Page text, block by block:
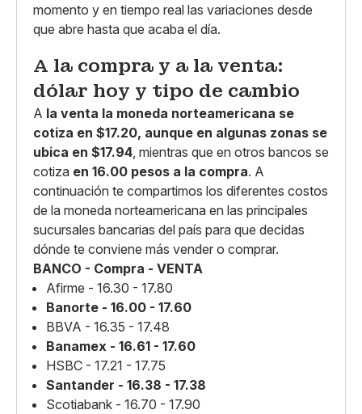
momento y en tiempo real las variaciones desde
que abre hasta que acaba el día.
A la compra y a la venta:
dólar hoy y tipo de cambio
A la venta la moneda norteamericana se
cotiza en $17.20, aunque en algunas zonas se
ubica en $17.94 , mientras que en otros bancos se
cotiza en 16.00 pesos a la compra. A
continuación te compartimos los diferentes costos
de la moneda norteamericana en las principales
sucursales bancarias del país para que decidas
dónde te conviene más vender o comprar.
BANCO - Compra - VENTA
Afirme - 16.30 - 17.80
Banorte - 16.00 - 17.60
BBVA - 16.35 - 17.48
Banamex - 16.61 - 17.60
HSBC - 17.21 - 17.75
Santander - 16.38 - 17.38
Scotiabank - 16.70 - 17.90